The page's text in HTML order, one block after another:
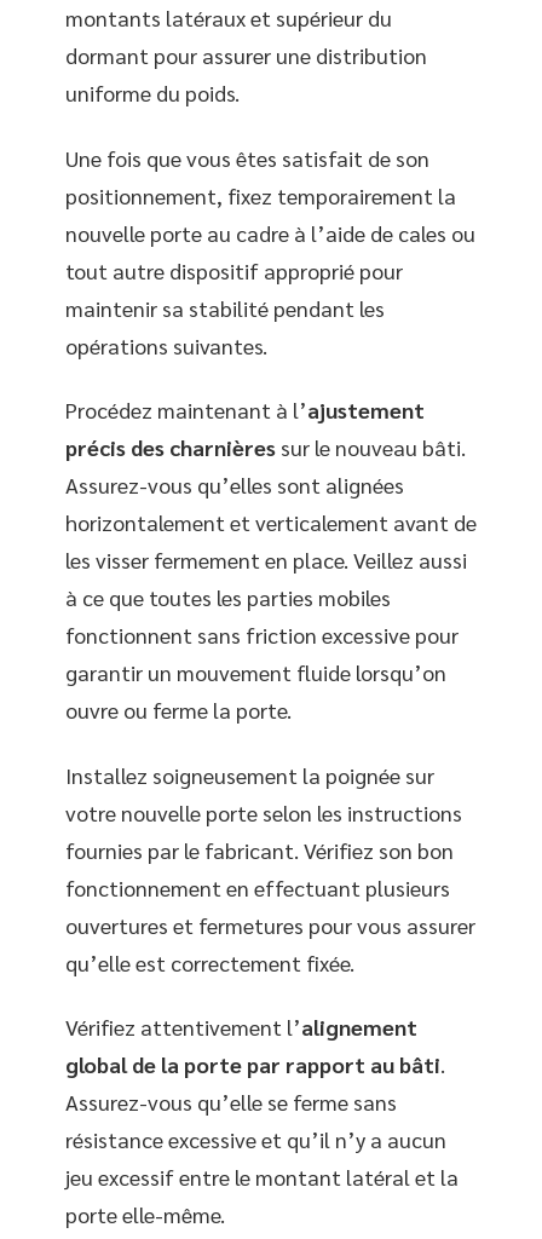
montants latéraux et supérieur du
dormant pour assurer une distribution
uniforme du poids.
Une fois que vous êtes satisfait de son
positionnement, fixez temporairement la
nouvelle porte au cadre à l’aide de cales ou
tout autre dispositif approprié pour
maintenir sa stabilité pendant les
opérations suivantes.
Procédez maintenant à l’ajustement
précis des charnières sur le nouveau bâti.
Assurez-vous qu’elles sont alignées
horizontalement et verticalement avant de
les visser fermement en place. Veillez aussi
à ce que toutes les parties mobiles
fonctionnent sans friction excessive pour
garantir un mouvement fluide lorsqu’on
ouvre ou ferme la porte.
Installez soigneusement la poignée sur
votre nouvelle porte selon les instructions
fournies par le fabricant. Vérifiez son bon
fonctionnement en effectuant plusieurs
ouvertures et fermetures pour vous assurer
qu’elle est correctement fixée.
Vérifiez attentivement l’alignement
global de la porte par rapport au bâti.
Assurez-vous qu’elle se ferme sans
résistance excessive et qu’il n’y a aucun
jeu excessif entre le montant latéral et la
porte elle-même.